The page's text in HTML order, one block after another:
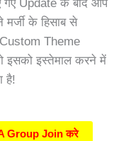
गए Update के बाद आप
के हिसाब से
Theme
इस्तेमाल करने में
है!
Group Join करे